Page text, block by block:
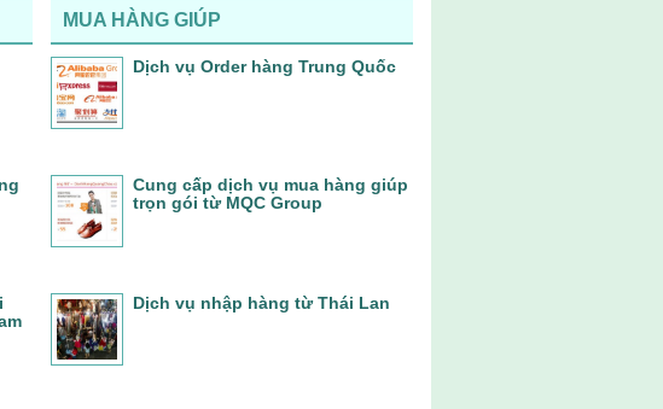
MUA HÀNG GIÚP
Dịch vụ Order hàng Trung Quốc
Cung cấp dịch vụ mua hàng giúp
trọn gói từ MQC Group
Dịch vụ nhập hàng từ Thái Lan